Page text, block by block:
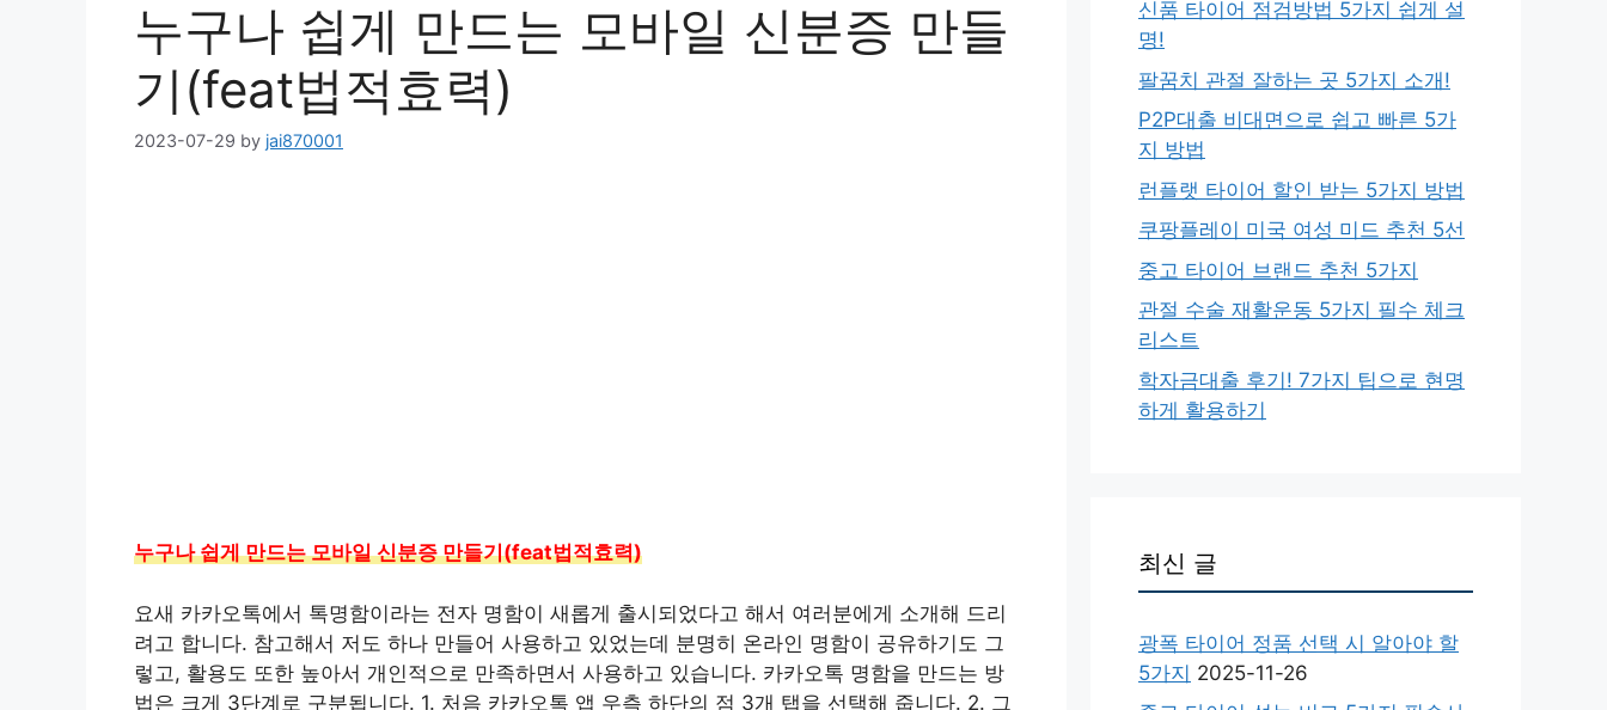
누구나 쉽게 만드는 모바일 신분증 만들
기(feat법적효력)
2023-07-29 by jai870001
누구나 쉽게 만드는 모바일 신분증 만들기(feat법적효력)
요새 카카오톡에서 톡명함이라는 전자 명함이 새롭게 출시되었다고 해서 여러분에게 소개해 드리
려고 합니다. 참고해서 저도 하나 만들어 사용하고 있었는데 분명히 온라인 명함이 공유하기도 그
렇고, 활용도 또한 높아서 개인적으로 만족하면서 사용하고 있습니다. 카카오톡 명함을 만드는 방
법은 크게 3단계로 구분됩니다. 1. 처음 카카오톡 앱 우측 하단의 점 3개 탭을 선택해 줍니다. 2. 그
신품 타이어 점검방법 5가지 쉽게 설
명!
팔꿈치 관절 잘하는 곳 5가지 소개!
P2P대출 비대면으로 쉽고 빠른 5가
지 방법
런플랫 타이어 할인 받는 5가지 방법
쿠팡플레이 미국 여성 미드 추천 5선
중고 타이어 브랜드 추천 5가지
관절 수술 재활운동 5가지 필수 체크
리스트
학자금대출 후기! 7가지 팁으로 현명
하게 활용하기
최신 글
광폭 타이어 정품 선택 시 알아야 할
5가지 2025-11-26